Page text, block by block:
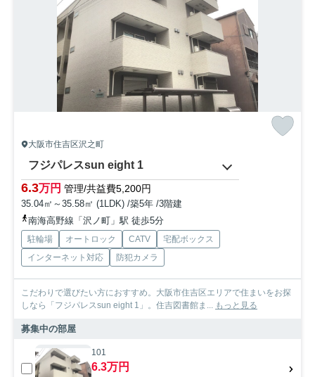
大阪市住吉区沢之町
フジパレスsun eight 1
6.3万円 管理/共益費5,200円
35.04㎡～35.58㎡ (1LDK) /築5年 /3階建
南海高野線「沢ノ町」駅 徒歩5分
駐輪場 オートロック CATV
宅配ボックス
インターネット対応
防犯カメラ
こだわりで選びたい方におすすめ。大阪市住吉区エリアで住まいをお探
しなら「フジパレスsun eight 1」。住吉図書館ま... もっと見る
募集中の部屋
101
6.3万円